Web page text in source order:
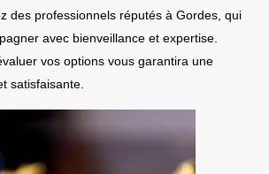
des professionnels réputés à Gordes, qui
avec bienveillance et expertise.
vos options vous garantira une
satisfaisante.